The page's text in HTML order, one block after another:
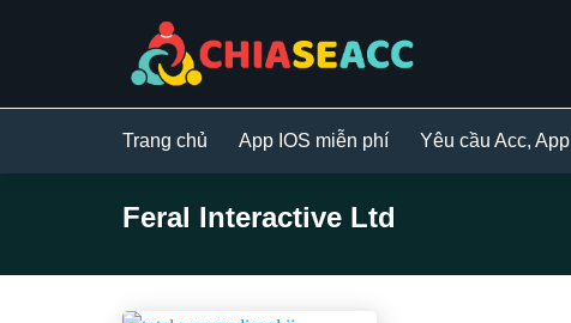
dung
Trang chủ App IOS miễn phí Yêu cầu Acc, App
Feral Interactive Ltd